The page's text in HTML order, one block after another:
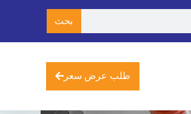
بحث
طلب عرض سعر